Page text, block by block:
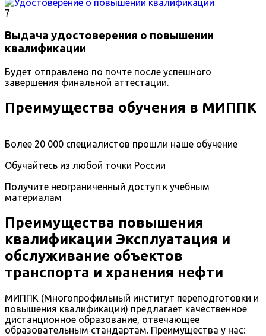
7
Выдача удостоверения о повышении
квалификации
Будет отправлено по почте после успешного
завершения финальной аттестации.
Преимущества обучения в МИППК
Более 20 000 специалистов прошли наше обучение
Обучайтесь из любой точки России
Получите неограниченный доступ к учебным
материалам
Преимущества повышения
квалификации Эксплуатация и
обслуживание объектов
транспорта и хранения нефти
МИППК (Многопрофильный институт переподготовки и
повышения квалификации) предлагает качественное
дистанционное образование, отвечающее
образовательным стандартам. Преимущества у нас: